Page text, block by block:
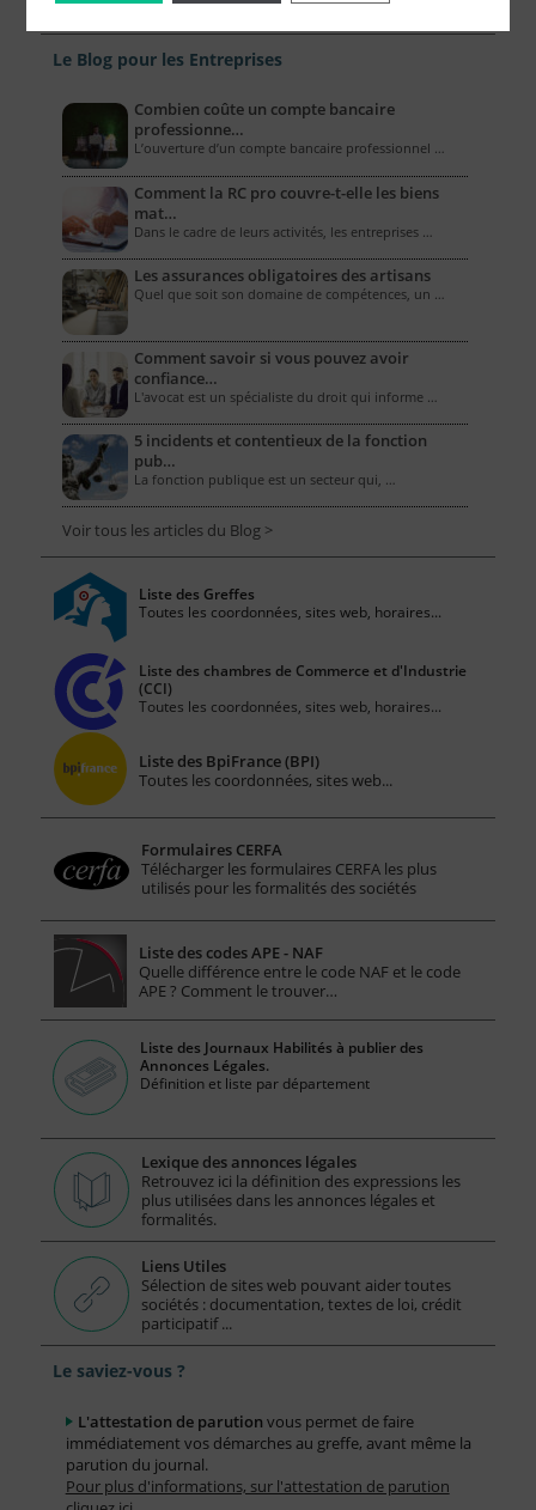
Le Blog pour les Entreprises
Combien coûte un compte bancaire
professionne…
L’ouverture d’un compte bancaire professionnel …
Comment la RC pro couvre-t-elle les biens
mat…
Dans le cadre de leurs activités, les entreprises …
Les assurances obligatoires des artisans
Quel que soit son domaine de compétences, un …
Comment savoir si vous pouvez avoir
confiance…
L'avocat est un spécialiste du droit qui informe …
5 incidents et contentieux de la fonction
pub…
La fonction publique est un secteur qui, …
Voir tous les articles du Blog >
Liste des Greffes
Toutes les coordonnées, sites web, horaires...
Liste des chambres de Commerce et d'Industrie
(CCI)
Toutes les coordonnées, sites web, horaires...
Liste des BpiFrance (BPI)
Toutes les coordonnées, sites web...
Formulaires CERFA
Télécharger les formulaires CERFA les plus
utilisés pour les formalités des sociétés
Liste des codes APE - NAF
Quelle différence entre le code NAF et le code
APE ? Comment le trouver…
Liste des Journaux Habilités à publier des
Annonces Légales.
Définition et liste par département
Lexique des annonces légales
Retrouvez ici la définition des expressions les
plus utilisées dans les annonces légales et
formalités.
Liens Utiles
Sélection de sites web pouvant aider toutes
sociétés : documentation, textes de loi, crédit
participatif ...
Le saviez-vous ?
L'attestation de parution vous permet de faire
immédiatement vos démarches au greffe, avant même la
parution du journal.
Pour plus d'informations, sur l'attestation de parution